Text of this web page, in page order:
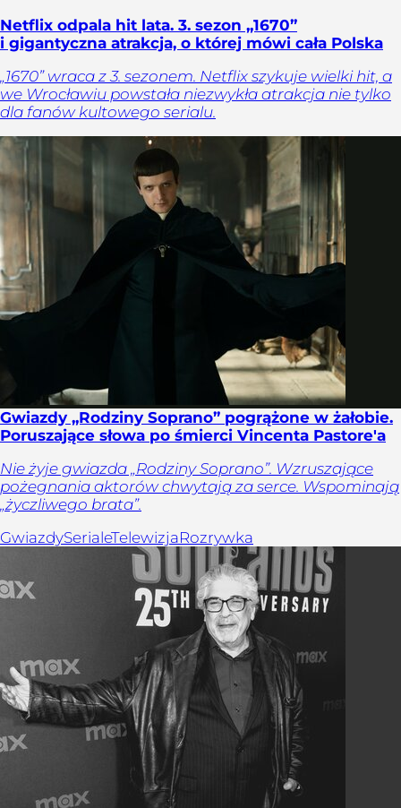
Netflix odpala hit lata. 3. sezon „1670”
i gigantyczna atrakcja, o której mówi cała Polska
„1670” wraca z 3. sezonem. Netflix szykuje wielki hit, a
we Wrocławiu powstała niezwykła atrakcja nie tylko
dla fanów kultowego serialu.
Gwiazdy „Rodziny Soprano” pogrążone w żałobie.
Poruszające słowa po śmierci Vincenta Pastore'a
Nie żyje gwiazda „Rodziny Soprano”. Wzruszające
pożegnania aktorów chwytają za serce. Wspominają
„życzliwego brata”.
GwiazdySerialeTelewizjaRozrywka